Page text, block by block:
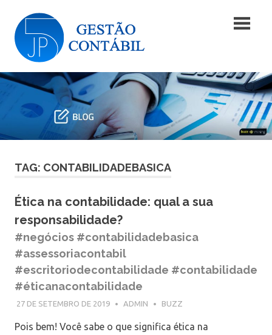
content
JP5
Gestão
Contábil
|
Gestão
Contábil
TAG: CONTABILIDADEBASICA
Ética na contabilidade: qual a sua
responsabilidade?
#negócios #contabilidadebasica
#assessoriacontabil
#escritoriodecontabilidade #contabilidade
#éticanacontabilidade
27 DE SETEMBRO DE 2019 ADMIN BUZZ
Pois bem! Você sabe o que significa ética na